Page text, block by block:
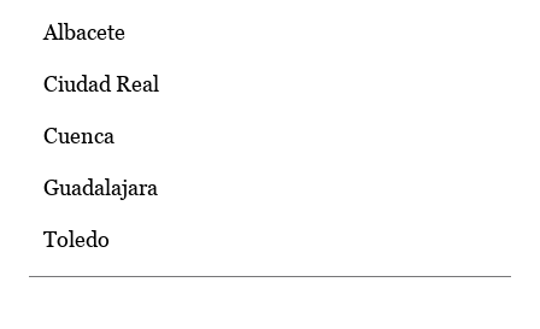
Albacete
Ciudad Real
Cuenca
Guadalajara
Toledo